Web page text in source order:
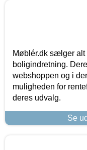
Møblér.dk sælger
boligindretning.
webshoppen og i
muligheden for
deres udvalg.
Se